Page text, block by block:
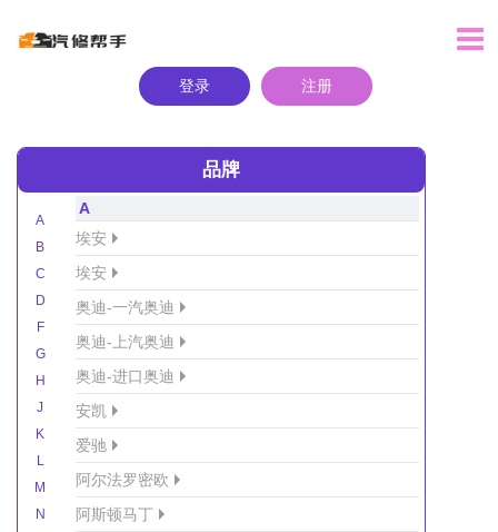
登录 注册
品牌
A
B
C
D
F
G
H
J
K
L
M
N
A
埃安
埃安
奥迪-一汽奥迪
奥迪-上汽奥迪
奥迪-进口奥迪
安凯
爱驰
阿尔法罗密欧
阿斯顿马丁